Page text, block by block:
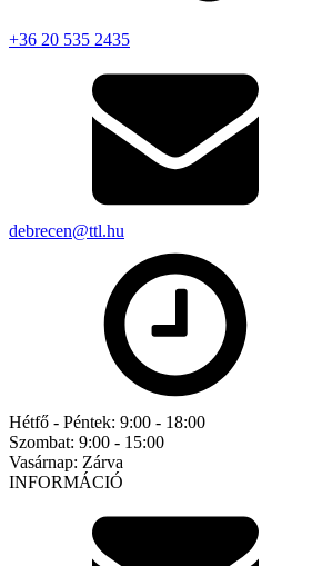
+36 20 535 2435
debrecen@ttl.hu
Hétfő - Péntek: 9:00 - 18:00
Szombat: 9:00 - 15:00
Vasárnap: Zárva
INFORMÁCIÓ